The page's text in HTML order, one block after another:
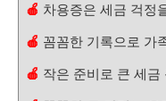
🍎 차용증은 세금 걱정
🍎 꼼꼼한 기록으로 가
🍎 작은 준비로 큰 세